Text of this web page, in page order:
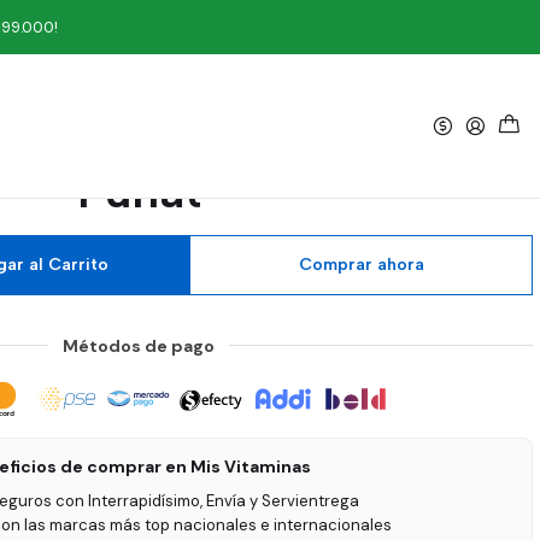
Funat
Indias 80 Cápsulas
Funat
al Carrito Comprar ahora
Métodos de pago
de comprar en Mis Vitaminas
con Interrapidísimo, Envía y Servientrega
las marcas más top nacionales e internacionales